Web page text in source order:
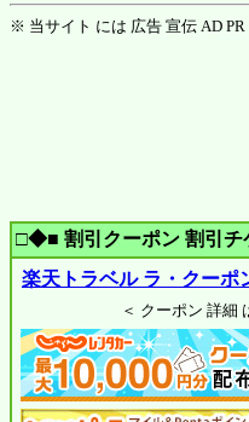
※ 当サイト には 広告 宣伝 AD
□◆■ 割引クーポン 割引
楽天トラベル ラ・クーポ
＜ クーポン 詳細